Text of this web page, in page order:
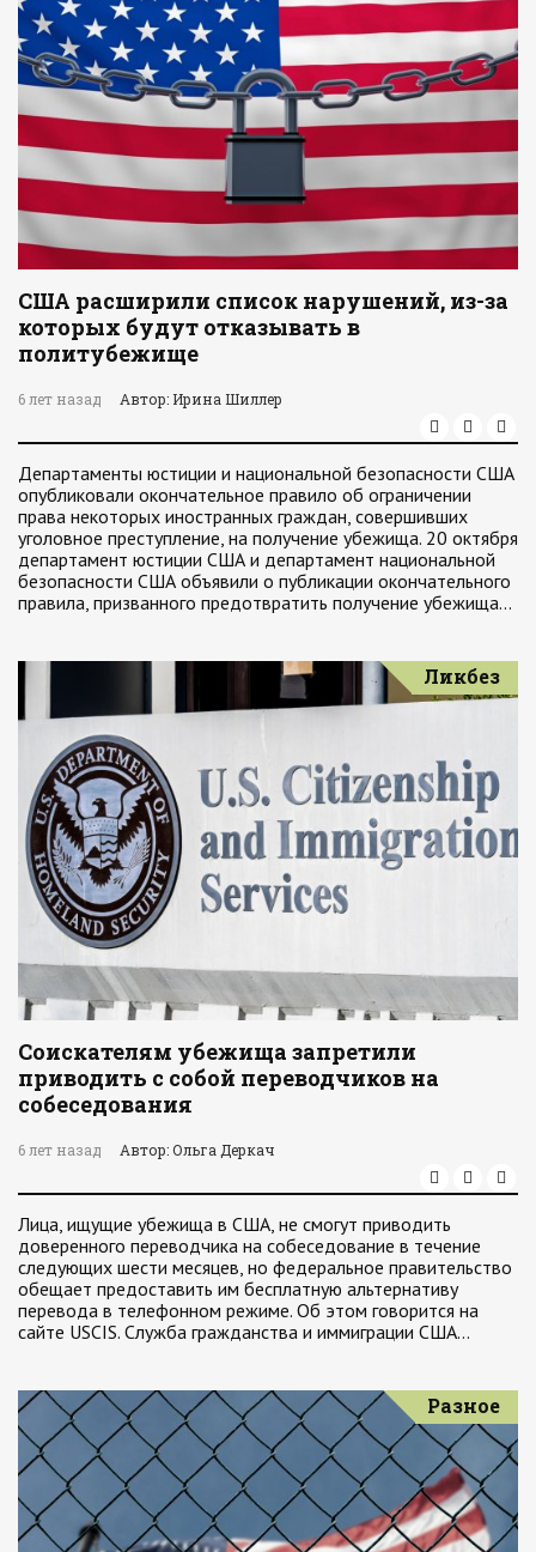
США расширили список нарушений, из-за
которых будут отказывать в
политубежище
6 лет назад Автор: Ирина Шиллер
Департаменты юстиции и национальной безопасности США
опубликовали окончательное правило об ограничении
права некоторых иностранных граждан, совершивших
уголовное преступление, на получение убежища. 20 октября
департамент юстиции США и департамент национальной
безопасности США объявили о публикации окончательного
правила, призванного предотвратить получение убежища…
Ликбез
Соискателям убежища запретили
приводить с собой переводчиков на
собеседования
6 лет назад Автор: Ольга Деркач
Лица, ищущие убежища в США, не смогут приводить
доверенного переводчика на собеседование в течение
следующих шести месяцев, но федеральное правительство
обещает предоставить им бесплатную альтернативу
перевода в телефонном режиме. Об этом говорится на
сайте USCIS. Служба гражданства и иммиграции США…
Разное